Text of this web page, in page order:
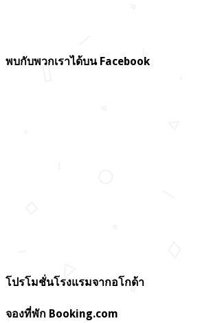
พบกับพวกเราได้บน Facebook
โปรโมชั่นโรงแรมจากอโกด้า
จองที่พัก Booking.com